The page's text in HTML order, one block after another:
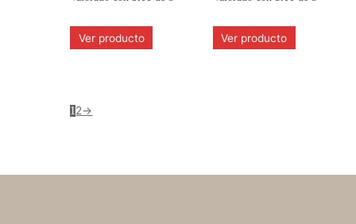
Ver producto Ver producto
12→